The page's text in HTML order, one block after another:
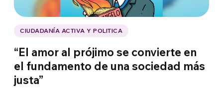
CIUDADANÍA ACTIVA Y POLITICA
“El amor al prójimo se convierte en
el fundamento de una sociedad más
justa”